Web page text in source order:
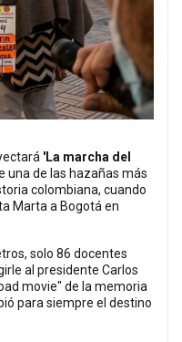
'La marcha del
una de las hazañas más
colombiana, cuando
Marta a Bogotá en
solo 86 docentes
al presidente Carlos
movie" de la memoria
para siempre el destino